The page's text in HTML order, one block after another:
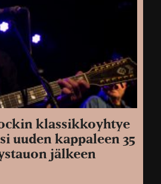
klassikkoyhtye
uuden kappaleen 35
jälkeen